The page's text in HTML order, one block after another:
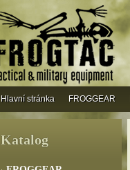
Katalog
Hlavní stránka FROGGEAR